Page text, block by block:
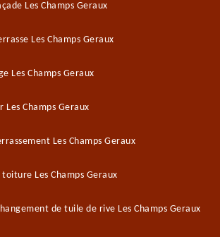
Les Champs Geraux
Les Champs Geraux
Les Champs Geraux
Champs Geraux
Les Champs Geraux
toiture Les Champs Geraux
de tuile de rive Les Champs Geraux